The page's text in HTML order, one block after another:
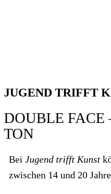
JUGEND TRIFFT
DOUBLE FACE
TON
Bei Jugend trifft Kunst
zwischen 14 und 20